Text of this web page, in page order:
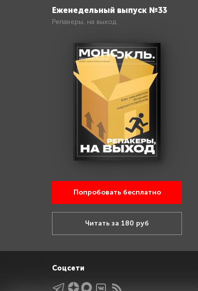
Еженедельный выпуск №33
Репакеры, на выход
Попробовать бесплатно
Читать за 180 руб
Соцсети